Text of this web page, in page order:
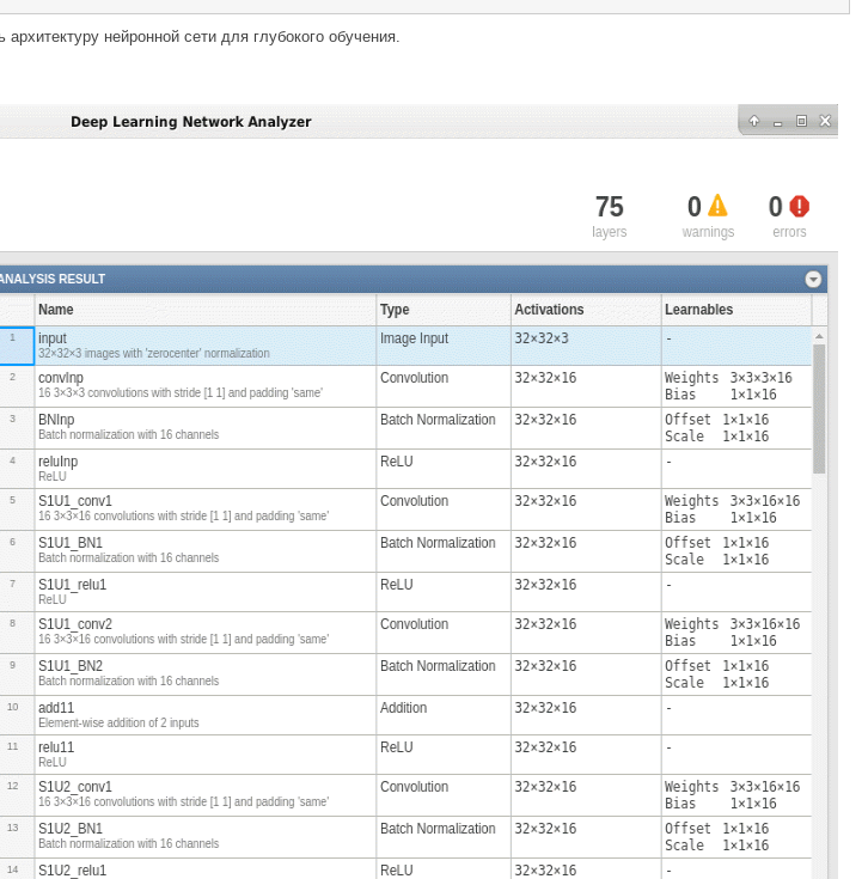
архитектуру нейронной сети для глубокого обучения.